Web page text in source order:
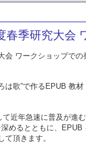
春季研究大会
ワークショップでの
は歌”で作るEPUB 教材
近年急速に普及が進
めるとともに、EPUB
て頂きます。